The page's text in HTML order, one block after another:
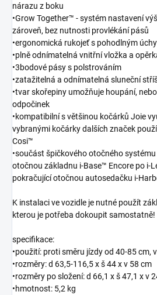
nárazu z boku
•Grow Together™ - systém nastavení
zároveň, bez nutnosti provlékání pásů
•ergonomická rukojeť s pohodlným
•plně odnímatelná vnitřní vložka a
•3bodové pásy s polstrováním
•zatažitelná a odnímatelná sluneční
•tvar skořepiny umožňuje houpání,
odpočinek
•kompatibilní s většinou kočárků Joie
vybranými kočárky dalších značek
Cosi™
•součást špičkového otočného systému
otočnou základnu i-Base™ Encore po i-
pokračující otočnou autosedačku i-
K instalaci ve vozidle je nutné použít
kterou je potřeba dokoupit samostatně!
specifikace:
•použití: proti směru jízdy od 40-85 cm,
•rozměry: d 63,5-116,5 x š 44 x v 58 cm
•rozměry po složení: d 66,1 x š 47,1 x v
•hmotnost: 5,2 kg